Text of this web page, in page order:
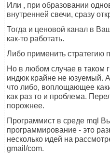
Или , при образовании
внутренней свечи, сразу
Тогда и ценовой канал в
как-то работать.
Либо применить стратегию
Но в любом случае в таком
индюк крайне не юзуемый.
что либо, воплощающее
как раз то и проблема.
порожнее.
Программист в среде mql
программирование - это
несколько идей на
gmail/com.